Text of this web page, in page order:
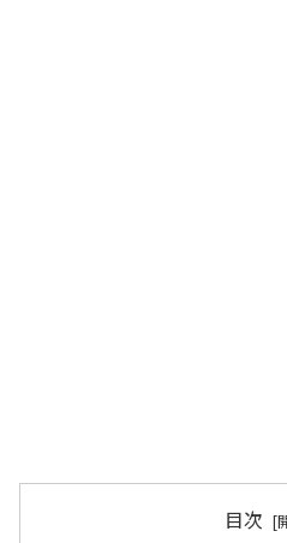
目次